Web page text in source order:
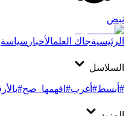
نبض
الرئيسيةجاك العلمالأخبار سياسة
السلاسل
#أبسط#أغرب#افهمها_صح